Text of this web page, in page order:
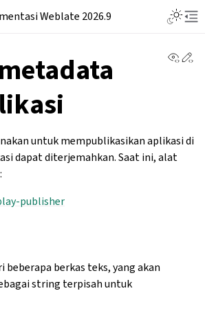
Weblate 2026.9
untuk mempublikasikan aplikasi di
dapat diterjemahkan. Saat ini, alat
publisher
beberapa berkas teks, yang akan
string terpisah untuk